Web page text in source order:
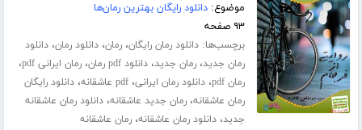
موضوع:دانلود رایگان بهترین رمان‌ها
۹۳ صفحه
برچسب‌ها:دانلود رمان رایگان،رمان،دانلود رمان،دانلود
رمان جدید،رمان جدید،دانلود pdf رمان ،رمان ایرانی pdf ،
رمان pdf ،دانلود رمان ایرانی،pdf عاشقانه ،دانلود رایگان
رمان عاشقانه،رمان جدید عاشقانه،دانلود رمان عاشقانه
جدید،دانلود رمان عاشقانه،رمان عاشقانه